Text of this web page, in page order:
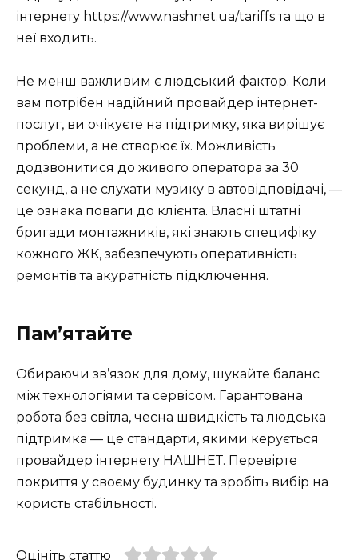
інтернету https://www.nashnet.ua/tariffsта що в
неї входить.
Не менш важливим є людський фактор. Коли
вам потрібен надійний провайдер інтернет-
послуг, ви очікуєте на підтримку, яка вирішує
проблеми, а не створює їх. Можливість
додзвонитися до живого оператора за 30
секунд, а не слухати музику в автовідповідачі, —
це ознака поваги до клієнта. Власні штатні
бригади монтажників, які знають специфіку
кожного ЖК, забезпечують оперативність
ремонтів та акуратність підключення.
Памʼятайте
Обираючи зв’язок для дому, шукайте баланс
між технологіями та сервісом. Гарантована
робота без світла, чесна швидкість та людська
підтримка — це стандарти, якими керується
провайдер інтернету НАШНЕТ. Перевірте
покриття у своєму будинку та зробіть вибір на
користь стабільності.
Оцініть статтю